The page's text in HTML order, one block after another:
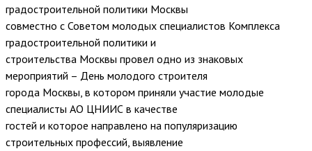
градостроительной политики Москвы
совместно с Советом молодых специалистов Комплекса
градостроительной политики и
строительства Москвы провел одно из знаковых
мероприятий – День молодого строителя
города Москвы, в котором приняли участие молодые
специалисты АО ЦНИИС в качестве
гостей и которое направлено на популяризацию
строительных профессий, выявление